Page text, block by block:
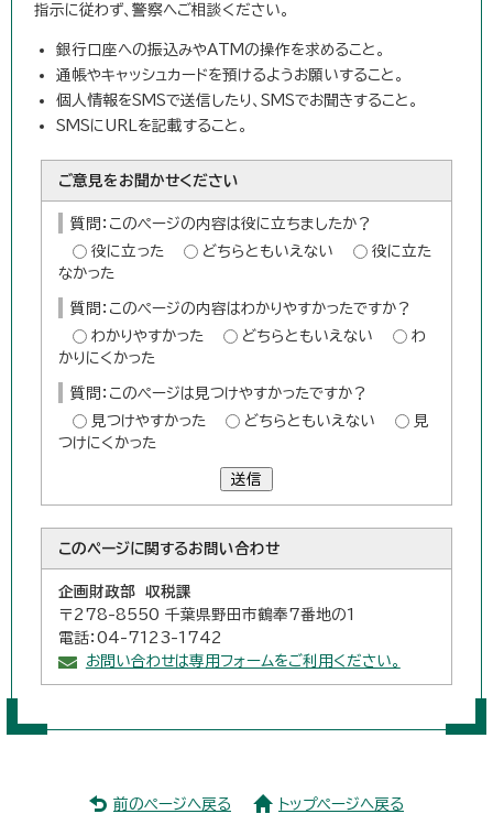
指示に従わず、警察へご相談ください。
銀行口座への振込みやATMの操作を求めること。
通帳やキャッシュカードを預けるようお願いすること。
個人情報をSMSで送信したり、SMSでお聞きすること。
SMSにURLを記載すること。
ご意見をお聞かせください
質問：このページの内容は役に立ちましたか？
役に立った
どちらともいえない
役に立た
なかった
質問：このページの内容はわかりやすかったですか？
わかりやすかった
どちらともいえない
わ
かりにくかった
質問：このページは見つけやすかったですか？
見つけやすかった
どちらともいえない
見
つけにくかった
送信
このページに関するお問い合わせ
企画財政部 収税課
〒278-8550 千葉県野田市鶴奉7番地の1
電話：04-7123-1742
お問い合わせは専用フォームをご利用ください。
前のページへ戻る トップページへ戻る